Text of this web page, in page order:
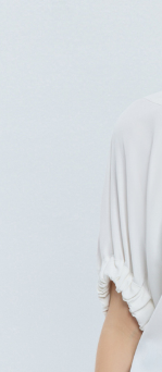
每筆NT$120，滿
每筆NT$400，滿